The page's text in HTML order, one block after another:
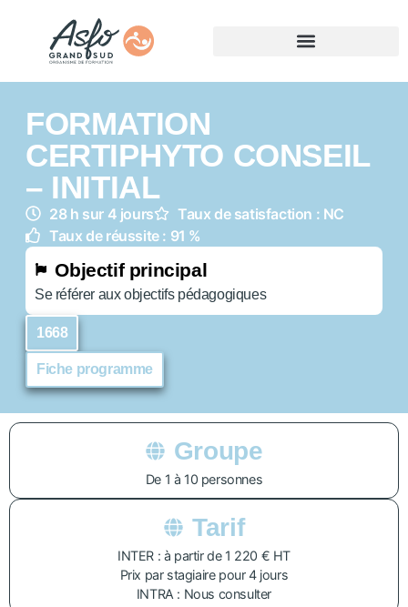
FORMATION
CERTIPHYTO CONSEIL
– INITIAL
28 h sur 4 jours
Taux de satisfaction : NC
Taux de réussite : 91 %
Objectif principal
Se référer aux objectifs pédagogiques
1668
Fiche programme
Groupe
De 1 à 10 personnes
Tarif
INTER : à partir de 1 220 € HT
Prix par stagiaire pour 4 jours
INTRA : Nous consulter